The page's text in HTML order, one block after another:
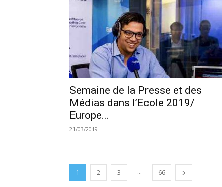
Semaine de la Presse et des
Médias dans l’Ecole 2019/
Europe...
21/03/2019
1 2 3 ... 66